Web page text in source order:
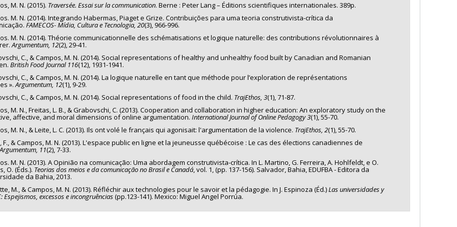
M. N. (2015). Traversée. Essai sur la communication. Berne : Peter Lang – Éditions scientifiques internationales. 389p.
M. N. (2014). Integrando Habermas, Piaget e Grize. Contribuições para uma teoria construtivista-crítica da
FAMECOS- Mídia, Cultura e Tecnologia, 20(3), 966-996.
M. N. (2014). Théorie communicationnelle des schématisations et logique naturelle: des contributions révolutionnaires à
Argumentum, 12(2), 29-41.
C., & Campos, M. N. (2014). Social representations of healthy and unhealthy food built by Canadian and Romanian
British Food Journal 116(12), 1931-1941.
C., & Campos, M. N. (2014). La logique naturelle en tant que méthode pour l’exploration de représentations
».Argumentum, 12(1), 9-29.
C., & Campos, M. N. (2014). Social representations of food in the child. TrajEthos, 3(1), 71-87.
M. N., Freitas, L. B., & Grabovschi, C. (2013). Cooperation and collaboration in higher education: An exploratory study on the
affective, and moral dimensions of online argumentation. International Journal of Online Pedagogy 3(1), 55-70.
M. N., & Leite, L. C. (2013). Ils ont volé le français qui agonisait: l'argumentation de la violence. TrajEthos, 2(1), 55-70.
F., & Campos, M. N. (2013). L'espace public en ligne et la jeuneusse québécoise : Le cas des élections canadiennes de
Argumentum, 11(2), 7-33.
M. N. (2013). A Opinião na comunicação: Uma abordagem construtivista-crítica. In L. Martino, G. Ferreira, A. Hohlfeldt, e O.
O. (Éds.). Teorias dos meios e da comunicaçãono Brasil e Canadá, vol. 1, (pp. 137-156). Salvador, Bahia, EDUFBA - Editora da
da Bahia, 2013.
M., & Campos, M. N. (2013). Réfléchir aux technologies pour le savoir et la pédagogie. In J. Espinoza (Éd.)Las universidades y
Espejismos, excessose incongruências(pp.123-141). Mexico: Miguel Angel Porrúa.